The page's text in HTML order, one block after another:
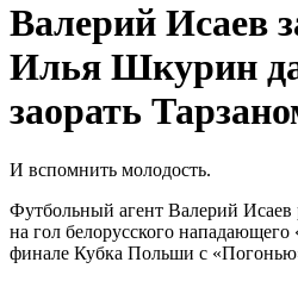
Валерий Исаев
Илья Шкурин
заорать
И вспомнить молодость.
Футбольный агент Валерий Исаев
на гол белорусского
финале Кубка Польши с